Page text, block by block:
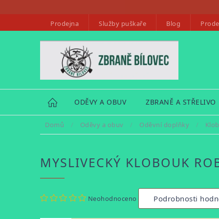
Prodejna Služby puškaře Blog
HOME ODĚVY A OBUV ZBRANĚ A STŘELIVO
Domů / Oděvy a obuv / Oděvní doplňky /
MYSLIVECKÝ KLOBOUK
hodnocení
Neohodnoceno Podrobnosti